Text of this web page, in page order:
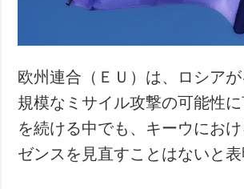
特集
インタビュー
写真
動画
購読
フ
欧州連合（ＥＵ）は、ロシア
規模なミサイル攻撃の可能性
を続ける中でも、キーウにお
ゼンスを見直すことはないと表